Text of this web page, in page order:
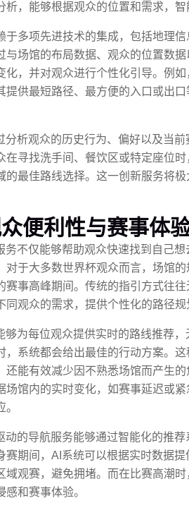
析，能够根据观众的位置和需求，智
于多项先进技术的集成，包括地理
与场馆的布局数据、观众的位置数
化，并对观众进行个性化引导。例
提供最短路径、最方便的入口或出
分析观众的历史行为、偏好以及当
在寻找洗手间、餐饮区或特定座位
的最佳路线选择。这一创新服务将
便利性与赛事体
务不仅能够帮助观众快速找到自己
对于大多数世界杯观众而言，场馆
赛事高峰期间。传统的指引方式往
同观众的需求，提供个性化的路径规
够为每位观众提供实时的路线推荐
，系统都会给出最佳的行动方案。
还能有效减少因不熟悉场馆而产生
场馆内的实时变化，如赛事延迟或
动的导航服务能够通过智能化的推
赛期间，AI系统可以根据实时数据
域观赛，避免拥堵。而在比赛高潮
和赛事体验。